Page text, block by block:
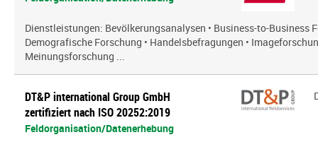
Dienstleistungen: Bevölkerungsanalysen • Business-to-Business
Demografische Forschung • Handelsbefragungen •
Meinungsforschung ...
DT&P international Group GmbH
zertifiziert nach ISO 20252:2019
Feldorganisation/Datenerhebung